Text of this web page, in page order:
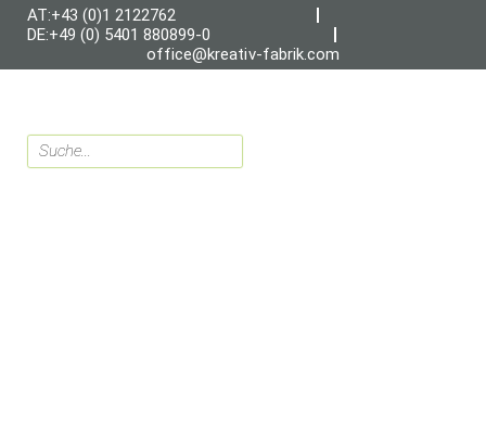
AT:+43 (0)1 2122762
DE:+49 (0) 5401 880899-0
office@kreativ-fabrik.com